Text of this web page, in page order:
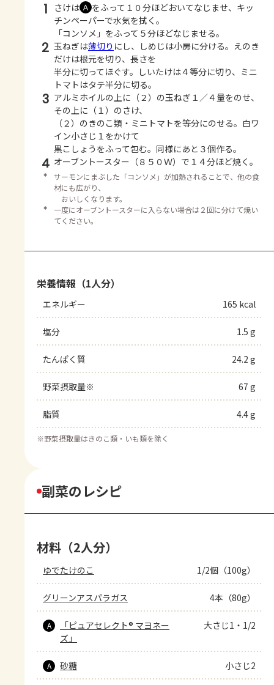
1 さけは Ａ をふって１０分ほどおいてなじませ、キッ
チンペーパーで水気を拭く。
「コンソメ」をふって５分ほどなじませる。
2 玉ねぎは薄切り にし、しめじは小房に分ける。えのき
だけは根元を切り、長さを
半分に切ってほぐす。しいたけは４等分に切り、ミニ
トマトはタテ半分に切る。
3 アルミホイルの上に（２）の玉ねぎ１／４量をのせ、
その上に（１）のさけ、
（２）のきのこ類・ミニトマトを等分にのせる。白ワ
イン小さじ１をかけて
黒こしょうをふって包む。同様にあと３個作る。
4 オーブントースター（８５０Ｗ）で１４分ほど焼く。
＊
サーモンにまぶした「コンソメ」が加熱されることで、他の食
材にも広がり、
おいしくなります。
＊
一度にオーブントースターに入らない場合は２回に分けて焼い
てください。
栄養情報（1人分）
エネルギー 165 kcal
塩分 1.5 g
たんぱく質 24.2 g
野菜摂取量※ 67 g
脂質 4.4 g
※野菜摂取量はきのこ類・いも類を除く
副菜のレシピ
材料（2人分）
ゆでたけのこ 1/2個（100g）
グリーンアスパラガス 4本（80g）
A
「ピュアセレクト® マヨネー
ズ」
大さじ1・1/2
A 砂糖 小さじ2